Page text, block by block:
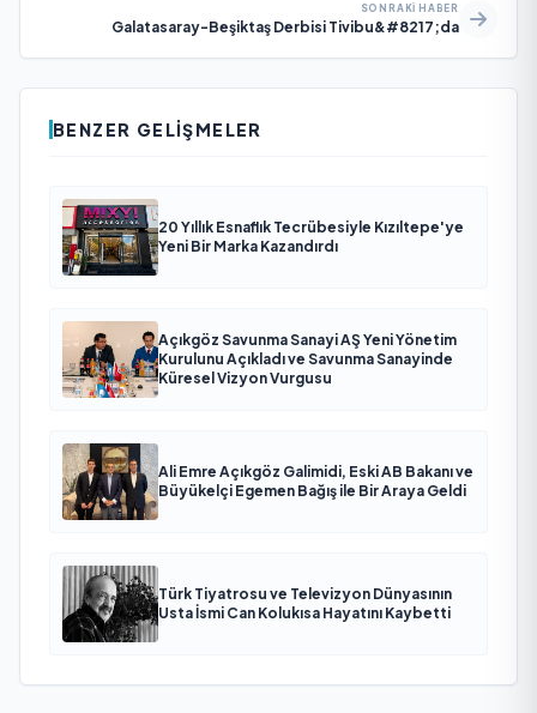
SONRAKI HABER
Galatasaray-Beşiktaş Derbisi Tivibu&#8217;da
BENZER GELIŞMELER
20 Yıllık Esnaflık Tecrübesiyle Kızıltepe'ye
Yeni Bir Marka Kazandırdı
Açıkgöz Savunma Sanayi AŞ Yeni Yönetim
Kurulunu Açıkladı ve Savunma Sanayinde
Küresel Vizyon Vurgusu
Ali Emre Açıkgöz Galimidi, Eski AB Bakanı ve
Büyükelçi Egemen Bağış ile Bir Araya Geldi
Türk Tiyatrosu ve Televizyon Dünyasının
Usta İsmi Can Kolukısa Hayatını Kaybetti